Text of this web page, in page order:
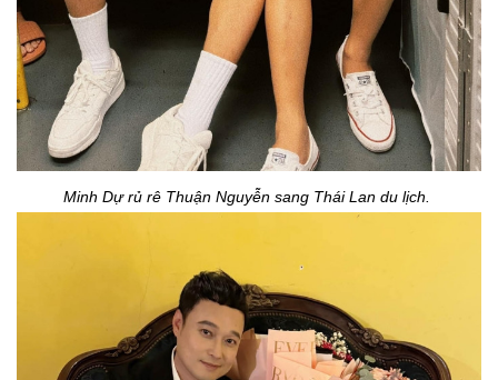
Minh Dự rủ rê Thuận Nguyễn sang Thái Lan du lịch.